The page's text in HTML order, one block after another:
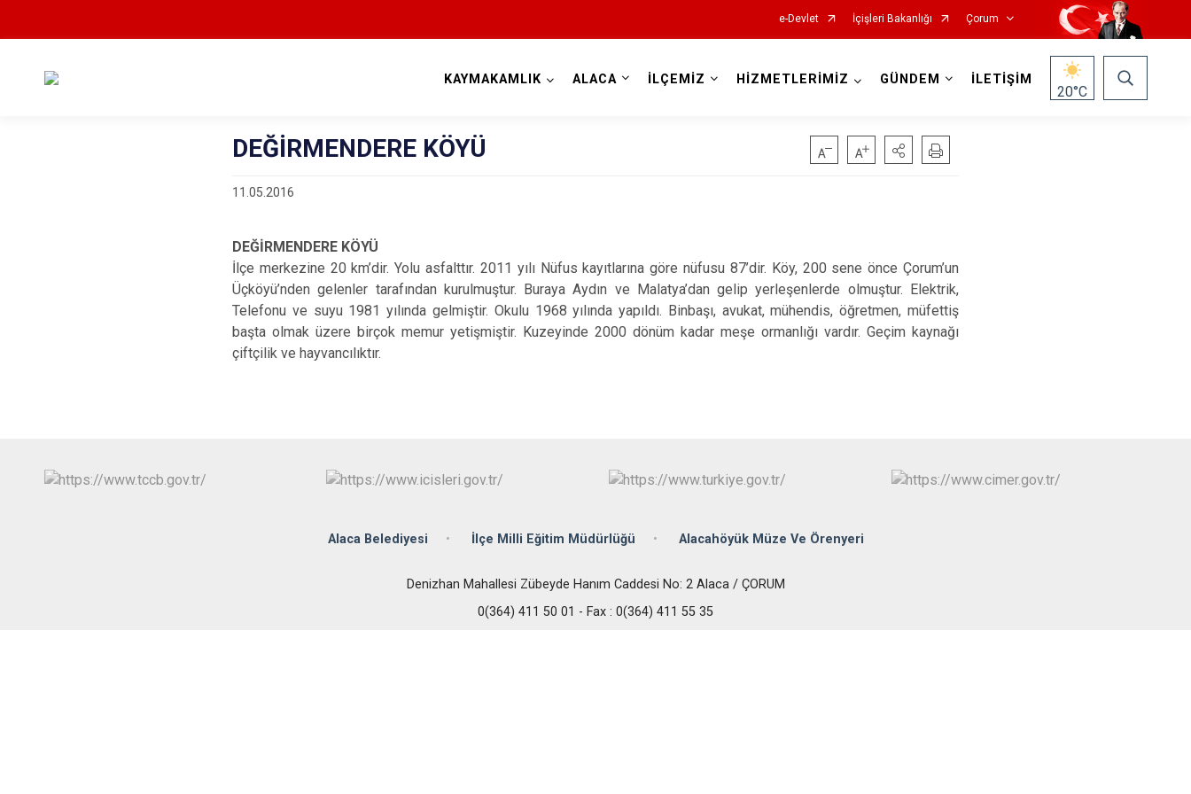
e-Devlet İçişleri Bakanlığı Çorum
Alaca
Bayat
Boğazkale
Mecitözü
Oğuzlar
Ortaköy
KAYMAKAMLIK ALACA İLÇEMİZ HİZMETLERİMİZ GÜNDEM İLETİŞİM
20°C
DEĞİRMENDERE KÖYÜ
11.05.2016
DEĞİRMENDERE KÖYÜ
İlçe merkezine 20 km’dir. Yolu asfalttır. 2011 yılı Nüfus kayıtlarına göre nüfusu 87’dir. Köy, 200 sene önce Çorum’un
Üçköyü’nden gelenler tarafından kurulmuştur. Buraya Aydın ve Malatya’dan gelip yerleşenlerde olmuştur. Elektrik,
Telefonu ve suyu 1981 yılında gelmiştir. Okulu 1968 yılında yapıldı. Binbaşı, avukat, mühendis, öğretmen, müfettiş
başta olmak üzere birçok memur yetişmiştir. Kuzeyinde 2000 dönüm kadar meşe ormanlığı vardır. Geçim kaynağı
çiftçilik ve hayvancılıktır.
Alaca Belediyesi İlçe Milli Eğitim Müdürlüğü Alacahöyük Müze Ve Örenyeri
Denizhan Mahallesi Zübeyde Hanım Caddesi No: 2 Alaca / ÇORUM
0(364) 411 50 01 - Fax : 0(364) 411 55 35